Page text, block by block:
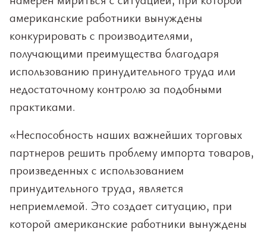
американские работники вынуждены
конкурировать с производителями,
получающими преимущества благодаря
использованию принудительного труда или
недостаточному контролю за подобными
практиками.
«Неспособность наших важнейших торговых
партнеров решить проблему импорта товаров,
произведенных с использованием
принудительного труда, является
неприемлемой. Это создает ситуацию, при
которой американские работники вынуждены